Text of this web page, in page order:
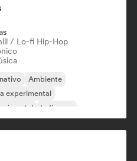
/ Lo-fi Hip-Hop
Ambiente
experimental
Indie pop